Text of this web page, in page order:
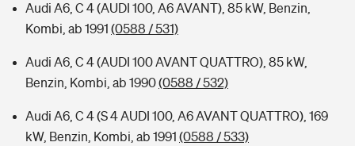
Audi A6, C 4 (AUDI 100, A6 AVANT), 85 kW, Benzin,
Kombi, ab 1991 (0588 / 531)
Audi A6, C 4 (AUDI 100 AVANT QUATTRO), 85 kW,
Benzin, Kombi, ab 1990(0588 / 532)
Audi A6, C 4 (S 4 AUDI 100, A6 AVANT QUATTRO), 169
kW, Benzin, Kombi, ab 1991 (0588 / 533)